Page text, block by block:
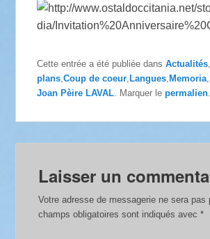
Cette entrée a été publiée dansActualités
plans ,Coup de coeur Langues Memoria ,
Joan Pèire LAVAL . Marquer lepermalien
Laisser un
Votre adresse de messagerie ne sera pas
champs obligatoires sont indiqués avec*